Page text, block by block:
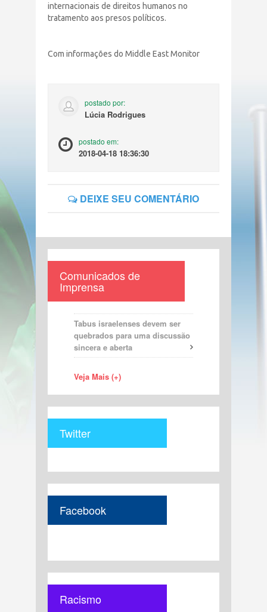
internacionais de direitos humanos no
tratamento aos presos políticos.
Com informações do Middle East Monitor
postado por:
Lúcia Rodrigues
postado em:
2018-04-18 18:36:30
DEIXE SEU COMENTÁRIO
Comunicados de
Imprensa
Tabus israelenses devem ser
quebrados para uma discussão
sincera e aberta
Veja Mais (+)
Twitter
Facebook
Racismo